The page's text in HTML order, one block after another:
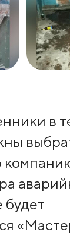
в
будет